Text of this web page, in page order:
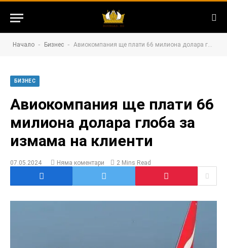
Начало - Бизнес - Авиокомпания ще плати 66 милиона долара глоба за измама на клиенти
БИЗНЕС
Авиокомпания ще плати 66
милиона долара глоба за
измама на клиенти
07.05.2024 Няма коментари 2 Mins Read